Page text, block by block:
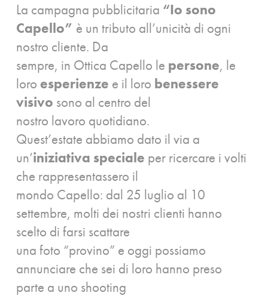
La campagna pubblicitaria “Io sono
Capello” è un tributo all’unicità di ogni
nostro cliente. Da
sempre, in Ottica Capello le persone, le
loro esperienze e il loro benessere
visivo sono al centro del
nostro lavoro quotidiano.
Quest’estate abbiamo dato il via a
un’iniziativa speciale per ricercare i volti
che rappresentassero il
mondo Capello: dal 25 luglio al 10
settembre, molti dei nostri clienti hanno
scelto di farsi scattare
una foto “provino” e oggi possiamo
annunciare che sei di loro hanno preso
parte a uno shooting